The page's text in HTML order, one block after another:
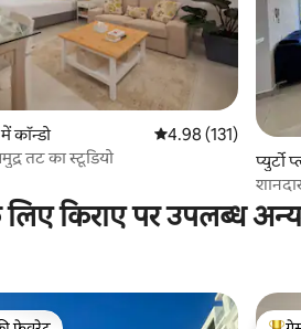
कॉन्डो औसत रेटिंग 5 में से 4.98,
4.98 (131)
तट का स्टूडियो
प्युर्टो
सिटी
लिए किराए पर उपलब्ध